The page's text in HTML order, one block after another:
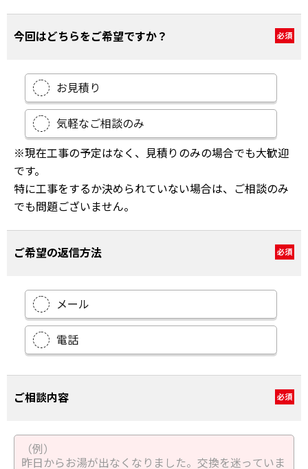
今回はどちらをご希望ですか？ 必須
お見積り
気軽なご相談のみ
※現在工事の予定はなく、見積りのみの場合でも大歓迎
です。
特に工事をするか決められていない場合は、ご相談のみ
でも問題ございません。
ご希望の返信方法 必須
メール
電話
ご相談内容 必須